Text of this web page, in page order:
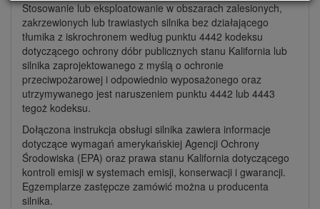
Stosowanie lub eksploatowanie w obszarach zalesionych,
zakrzewionych lub trawiastych silnika bez działającego
tłumika z iskrochronem według punktu 4442 kodeksu
dotyczącego ochrony dóbr publicznych stanu Kalifornia lub
silnika zaprojektowanego z myślą o ochronie
przeciwpożarowej i odpowiednio wyposażonego oraz
utrzymywanego jest naruszeniem punktu 4442 lub 4443
tegoż kodeksu.
Dołączona instrukcja obsługi silnika zawiera informacje
dotyczące wymagań amerykańskiej Agencji Ochrony
Środowiska (EPA) oraz prawa stanu Kalifornia dotyczącego
kontroli emisji w systemach emisji, konserwacji i gwarancji.
Egzemplarze zastępcze zamówić można u producenta
silnika.